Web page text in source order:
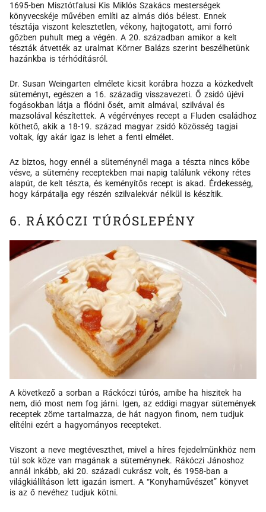
1695-ben Misztótfalusi Kis Miklós Szakács mesterségek
könyvecskéje művében említi az almás diós bélest. Ennek
tésztája viszont kelesztetlen, vékony, hajtogatott, ami forró
gőzben puhult meg a végén. A 20. században amikor a kelt
tészták átvették az uralmat Körner Balázs szerint beszélhetünk
hazánkba is térhódításról.
Dr. Susan Weingarten elmélete kicsit korábra hozza a közkedvelt
süteményt, egészen a 16. századig visszavezeti. Ő zsidó újévi
fogásokban látja a flódni ősét, amit almával, szilvával és
mazsolával készítettek. A végérvényes recept a Fluden családhoz
köthető, akik a 18-19. század magyar zsidó közösség tagjai
voltak, így akár igaz is lehet a fenti elmélet.
Az biztos, hogy ennél a süteménynél maga a tészta nincs kőbe
vésve, a sütemény receptekben mai napig találunk vékony rétes
alapút, de kelt tészta, és keményítős recept is akad. Érdekesség,
hogy kárpátalja egy részén szilvalekvár nélkül is készítik.
6. RÁKÓCZI TÚRÓSLEPÉNY
A következő a sorban a Ráckóczi túrós, amibe ha hiszitek ha
nem, dió most nem fog járni. Igen, az eddigi magyar sütemények
receptek zöme tartalmazza, de hát nagyon finom, nem tudjuk
elítélni ezért a hagyományos recepteket.
Viszont a neve megtéveszthet, mivel a híres fejedelmünkhöz nem
túl sok köze van magának a süteménynek. Rákóczi Jánoshoz
annál inkább, aki 20. századi cukrász volt, és 1958-ban a
világkiállításon lett igazán ismert. A “Konyhaművészet” könyvet
is az ő nevéhez tudjuk kötni.